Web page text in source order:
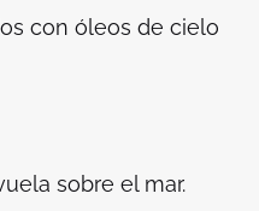
con óleos de cielo
sobre el mar.